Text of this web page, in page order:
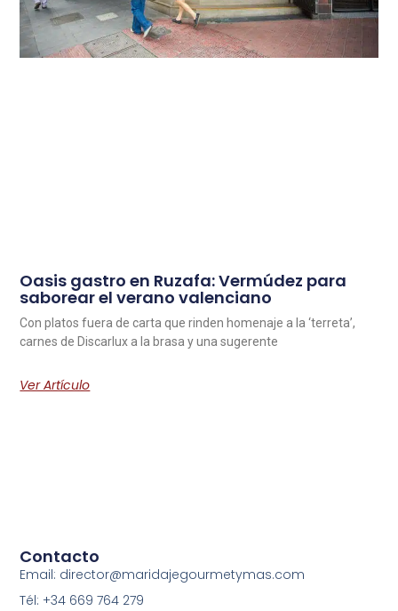
Oasis gastro en Ruzafa: Vermúdez para
saborear el verano valenciano
Con platos fuera de carta que rinden homenaje a la ‘terreta’,
carnes de Discarlux a la brasa y una sugerente
Ver Artículo
Contacto
Email: director@maridajegourmetymas.com
Tél: +34 669 764 279